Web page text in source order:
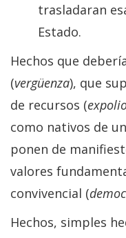
trasladaran
Estado.
Hechos que
(vergüenza), que
de recursos (
como nativos de
ponen de
valores
convivencial (
Hechos, simples